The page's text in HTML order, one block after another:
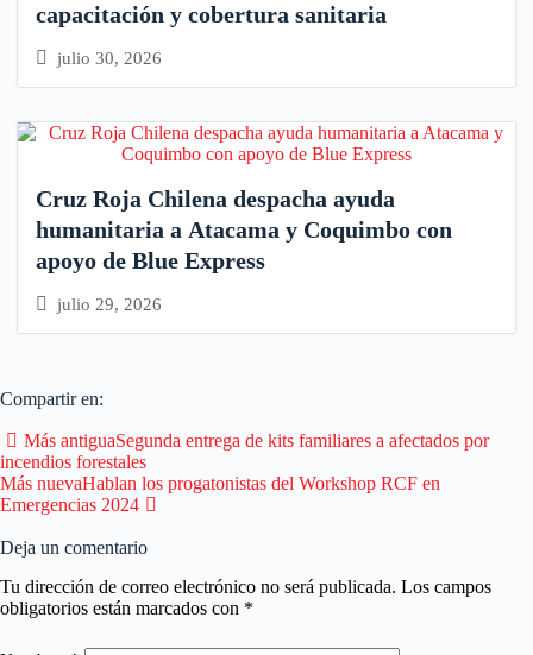
capacitación y cobertura sanitaria
julio 30, 2026
Cruz Roja Chilena despacha ayuda
humanitaria a Atacama y Coquimbo con
apoyo de Blue Express
julio 29, 2026
Compartir en:
Más antiguaSegunda entrega de kits familiares a afectados por
incendios forestales
Más nuevaHablan los progatonistas del Workshop RCF en
Emergencias 2024
Deja un comentario
Tu dirección de correo electrónico no será publicada. Los campos
obligatorios están marcados con *